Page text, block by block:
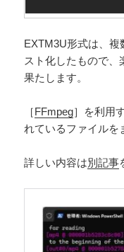
EXTM3U形式は、複
スト化したもので、
果たします。
［ FFmpeg］を利用
れているファイルを
詳しい内容は別記事